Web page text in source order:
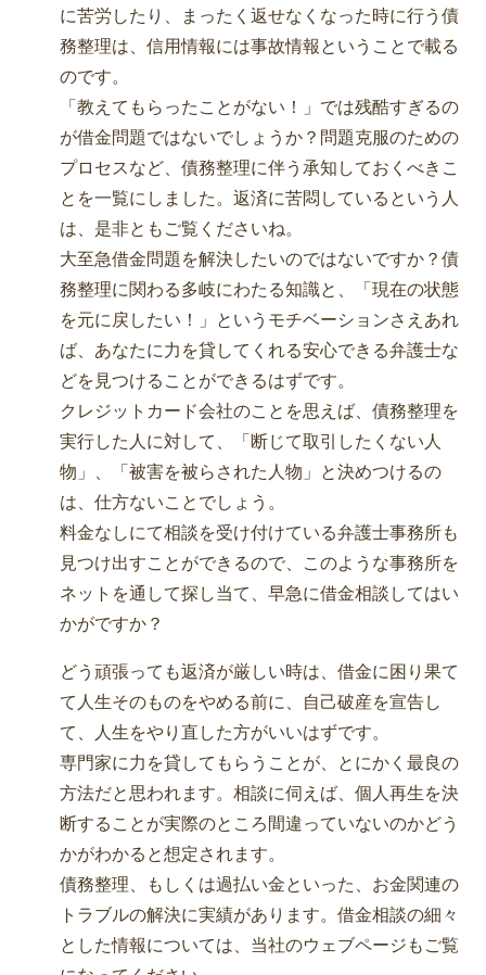
に苦労したり、まったく返せなくなった時に行う債
務整理は、信用情報には事故情報ということで載る
のです。
「教えてもらったことがない！」では残酷すぎるの
が借金問題ではないでしょうか？問題克服のための
プロセスなど、債務整理に伴う承知しておくべきこ
とを一覧にしました。返済に苦悶しているという人
は、是非ともご覧くださいね。
大至急借金問題を解決したいのではないですか？債
務整理に関わる多岐にわたる知識と、「現在の状態
を元に戻したい！」というモチベーションさえあれ
ば、あなたに力を貸してくれる安心できる弁護士な
どを見つけることができるはずです。
クレジットカード会社のことを思えば、債務整理を
実行した人に対して、「断じて取引したくない人
物」、「被害を被らされた人物」と決めつけるの
は、仕方ないことでしょう。
料金なしにて相談を受け付けている弁護士事務所も
見つけ出すことができるので、このような事務所を
ネットを通して探し当て、早急に借金相談してはい
かがですか？
どう頑張っても返済が厳しい時は、借金に困り果て
て人生そのものをやめる前に、自己破産を宣告し
て、人生をやり直した方がいいはずです。
専門家に力を貸してもらうことが、とにかく最良の
方法だと思われます。相談に伺えば、個人再生を決
断することが実際のところ間違っていないのかどう
かがわかると想定されます。
債務整理、もしくは過払い金といった、お金関連の
トラブルの解決に実績があります。借金相談の細々
とした情報については、当社のウェブページもご覧